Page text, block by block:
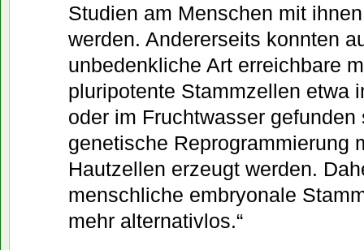
Studien am Menschen mit
werden. Andererseits konnten
unbedenkliche Art erreichbare
pluripotente Stammzellen etwa
oder im Fruchtwasser gefunden
genetische Reprogrammierung
Hautzellen erzeugt werden.
menschliche embryonale
mehr alternativlos.“